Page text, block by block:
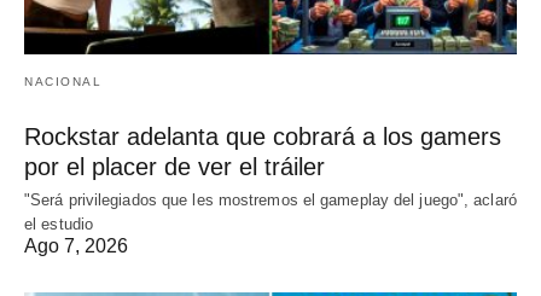
NACIONAL
Rockstar adelanta que cobrará a los gamers
por el placer de ver el tráiler
"Será privilegiados que les mostremos el gameplay del juego", aclaró
el estudio
Ago 7, 2026